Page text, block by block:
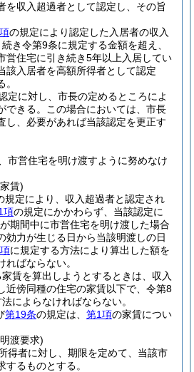
を収入超過者として認定し、その旨
の規定により認定した入居者の収入
き令第9条に規定する金額を超え、
営住宅に引き続き5年以上入居してい
該入居者を高額所得者として認定
定に対し、市長の定めるところによ
できる。
この場合においては、市長
し、必要があれば当該認定を更正す
市営住宅を明け渡すように努めなけ
賃)
規定により、収入超過者と認定され
項の規定にかかわらず、当該認定に
期間中に市営住宅を明け渡した場合
効力が生じる日から当該明渡しの日
に規定する方法により算出した額を
ばならない。
賃を算出しようとするときは、収入
近傍同種の住宅の家賃以下で、令第8
によらなければならない。
第19条の規定は、 第1項の家賃につい
渡要求)
得者に対し、期限を定めて、当該市
るものとする。